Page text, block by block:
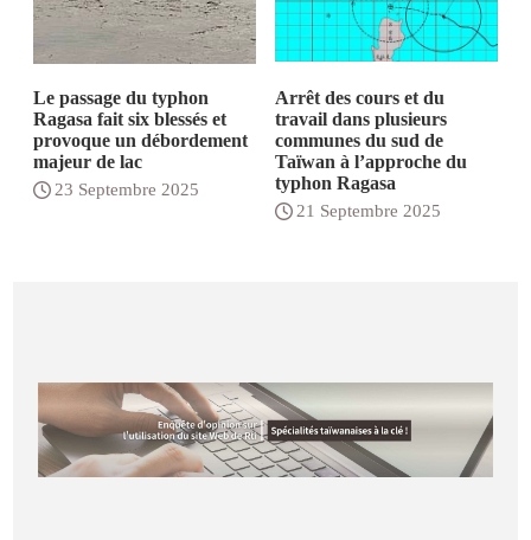
Le passage du typhon
Ragasa fait six blessés et
provoque un débordement
majeur de lac
23 Septembre 2025
Arrêt des cours et du
travail dans plusieurs
communes du sud de
Taïwan à l’approche du
typhon Ragasa
21 Septembre 2025